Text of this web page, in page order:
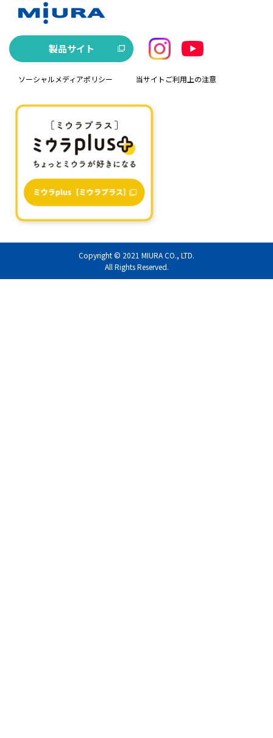
製品サイト
ソーシャルメディアポリシー 当サイトご利用上の注意
Copyright © 2021 MIURA CO., LTD.
All Rights Reserved.